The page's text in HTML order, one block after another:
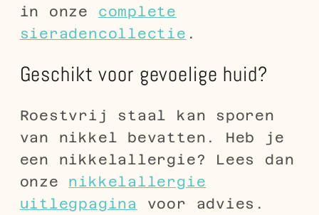
in onze complete
sieradencollectie .
Geschikt voor gevoelige huid?
Roestvrij staal kan sporen
van nikkel bevatten. Heb je
een nikkelallergie? Lees dan
onze nikkelallergie
uitlegpagina
voor advies.